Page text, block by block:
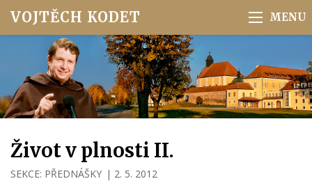
VOJTĚCH KODET
Život v plnosti II.
SEKCE: PŘEDNÁŠKY | 2. 5. 2012